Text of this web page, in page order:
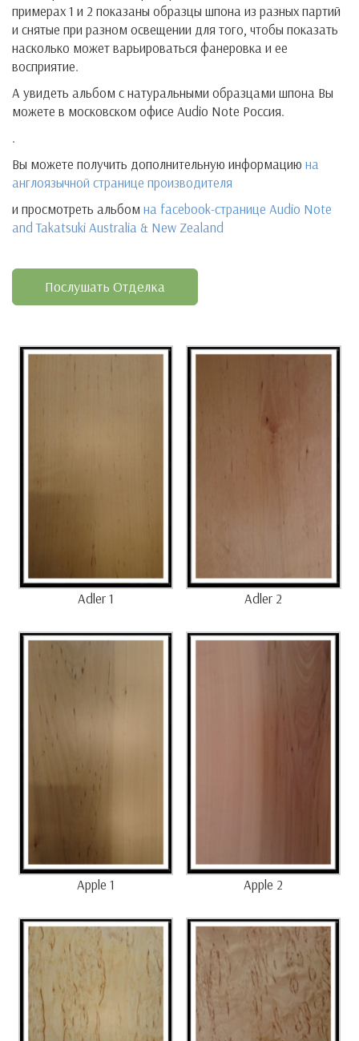
примерах 1 и 2 показаны образцы шпона из разных партий
и снятые при разном освещении для того, чтобы показать
насколько может варьироваться фанеровка и ее
восприятие.
А увидеть альбом с натуральными образцами шпона Вы
можете в московском офисе Audio Note Россия.
.
Вы можете получить дополнительную информацию на
англоязычной странице производителя
и просмотреть альбом на facebook-странице Audio Note
and Takatsuki Australia & New Zealand
Послушать Отделка
Adler 1 Adler 2
Apple 1 Apple 2